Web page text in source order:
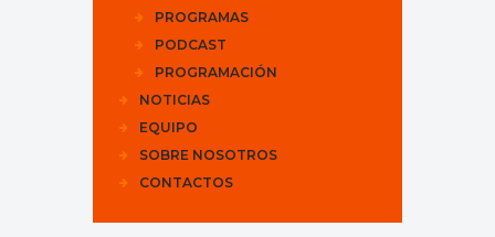
PROGRAMAS
PODCAST
PROGRAMACIÓN
NOTICIAS
EQUIPO
SOBRE NOSOTROS
CONTACTOS